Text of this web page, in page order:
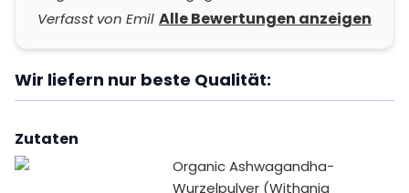
Verfasst von Emil Alle Bewertungen anzeigen
Wir liefern nur beste Qualität:
Zutaten
Organic Ashwagandha-
Wurzelpulver (Withania